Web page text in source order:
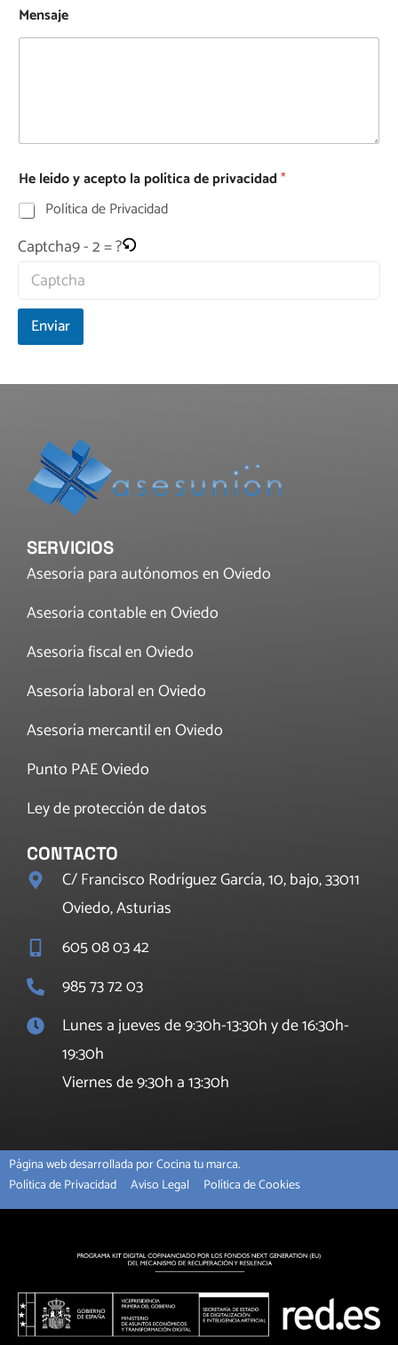
Mensaje
He leído y acepto la política de privacidad*
Política de Privacidad
Captcha9 - 2 = ?
Enviar
SERVICIOS
Asesoría para autónomos en Oviedo
Asesoría contable en Oviedo
Asesoría fiscal en Oviedo
Asesoría laboral en Oviedo
Asesoría mercantil en Oviedo
Punto PAE Oviedo
Ley de protección de datos
CONTACTO
C/ Francisco Rodríguez García, 10, bajo, 33011
Oviedo, Asturias
605 08 03 42
985 73 72 03
Lunes a jueves de 9:30h-13:30h y de 16:30h-
19:30h
Viernes de 9:30h a 13:30h
Página web desarrollada por Cocina tu marca.
Política de Privacidad
Aviso Legal Política de Cookies